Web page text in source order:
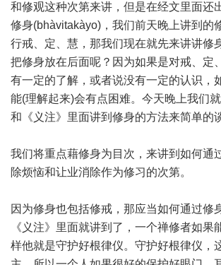
和修观这种次第来讲，但是在经文里面还
修身(bhàvitakàyo)，我们前天晚上讲到的
行戒、定、慧，那我们现在就先来讲讲修
把修身放在后面呢？因为如果是对戒、定
有一定的了解，或者说没有一定的认识，
能(理解起来)会有点困难。今天晚上我们
和《义注》里面讲到修身的方法来简单的
我们将重点藉修身为目次，来讲到如何通
除烦恼和让业消除作为修习的次第。
因为修身也包括修戒，那应当如何通过修
《义注》里面就讲到了，一个禅修者如果
样他就是守护好根律仪。守护好根律仪，